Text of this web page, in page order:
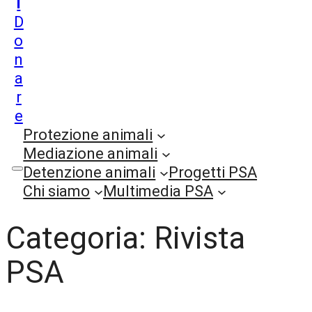
D
o
n
a
r
e
Protezione animali
Mediazione animali
Detenzione animali
Progetti PSA
Chi siamo
Multimedia PSA
Categoria: Rivista
PSA